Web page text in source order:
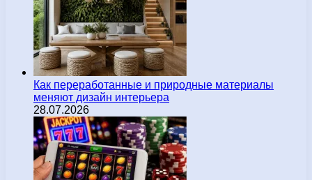
Как переработанные и природные материалы
меняют дизайн интерьера
28.07.2026